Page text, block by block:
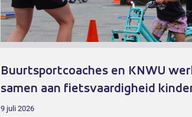
Buurtsportcoaches en KNWU
samen aan fietsvaardigheid
9 juli 2026